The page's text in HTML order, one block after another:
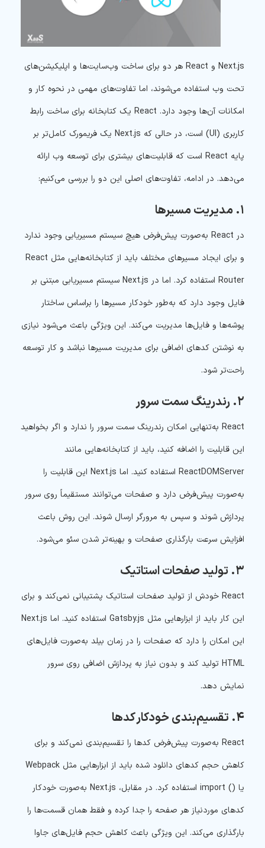
Next.js و React هر دو برای ساخت وب‌سایت‌ها و اپلیکیشن‌های
تحت وب استفاده می‌شوند، اما تفاوت‌های مهمی در نحوه کار و
امکانات آن‌ها وجود دارد. React یک کتابخانه برای ساخت رابط
کاربری (UI) است، در حالی که Next.js یک فریمورک کامل‌تر بر
پایه React است که قابلیت‌های بیشتری برای توسعه وب ارائه
می‌دهد. در ادامه، تفاوت‌های اصلی این دو را بررسی می‌کنیم:
۱. مدیریت مسیرها
در React به‌صورت پیش‌فرض هیچ سیستم مسیریابی وجود ندارد
و برای ایجاد مسیرهای مختلف باید از کتابخانه‌هایی مثل React
Router استفاده کرد. اما در Next.js سیستم مسیریابی مبتنی بر
فایل وجود دارد که به‌طور خودکار مسیرها را براساس ساختار
پوشه‌ها و فایل‌ها مدیریت می‌کند. این ویژگی باعث می‌شود نیازی
به نوشتن کدهای اضافی برای مدیریت مسیرها نباشد و کار توسعه
راحت‌تر شود.
۲. رندرینگ سمت سرور
React به‌تنهایی امکان رندرینگ سمت سرور را ندارد و اگر بخواهید
این قابلیت را اضافه کنید، باید از کتابخانه‌هایی مانند
ReactDOMServer استفاده کنید. اما Next.js این قابلیت را
به‌صورت پیش‌فرض دارد و صفحات می‌توانند مستقیماً روی سرور
پردازش شوند و سپس به مرورگر ارسال شوند. این روش باعث
افزایش سرعت بارگذاری صفحات و بهینه‌تر شدن سئو می‌شود.
۳. تولید صفحات استاتیک
React خودش از تولید صفحات استاتیک پشتیبانی نمی‌کند و برای
این کار باید از ابزارهایی مثل Gatsby.js استفاده کنید. اما Next.js
این امکان را دارد که صفحات را در زمان بیلد به‌صورت فایل‌های
HTML تولید کند و بدون نیاز به پردازش اضافی روی سرور
نمایش دهد.
۴. تقسیم‌بندی خودکار کدها
React به‌صورت پیش‌فرض کدها را تقسیم‌بندی نمی‌کند و برای
کاهش حجم کدهای دانلود شده باید از ابزارهایی مثل Webpack
یا () import استفاده کرد. در مقابل، Next.js به‌صورت خودکار
کدهای موردنیاز هر صفحه را جدا کرده و فقط همان قسمت‌ها را
بارگذاری می‌کند. این ویژگی باعث کاهش حجم فایل‌های جاوا